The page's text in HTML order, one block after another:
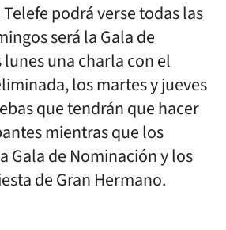
podrá verse todas las
será la Gala de
una charla con el
los martes y jueves
que tendrán que hacer
mientras que los
Gala de Nominación y los
de Gran Hermano.